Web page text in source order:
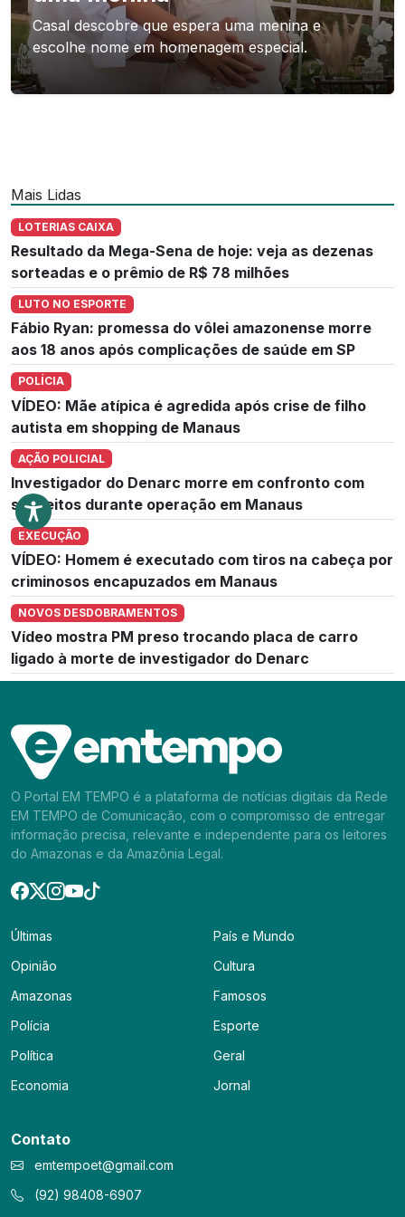
Casal descobre que espera uma menina e
escolhe nome em homenagem especial.
Mais Lidas
LOTERIAS CAIXA
Resultado da Mega-Sena de hoje: veja as dezenas
sorteadas e o prêmio de R$ 78 milhões
LUTO NO ESPORTE
Fábio Ryan: promessa do vôlei amazonense morre
aos 18 anos após complicações de saúde em SP
POLÍCIA
VÍDEO: Mãe atípica é agredida após crise de filho
autista em shopping de Manaus
AÇÃO POLICIAL
Investigador do Denarc morre em confronto com
suspeitos durante operação em Manaus
EXECUÇÃO
VÍDEO: Homem é executado com tiros na cabeça por
criminosos encapuzados em Manaus
NOVOS DESDOBRAMENTOS
Vídeo mostra PM preso trocando placa de carro
ligado à morte de investigador do Denarc
O Portal EM TEMPO é a plataforma de notícias digitais da Rede
EM TEMPO de Comunicação, com o compromisso de entregar
informação precisa, relevante e independente para os leitores
do Amazonas e da Amazônia Legal.
Últimas
Opinião
Amazonas
Polícia
Política
Economia
País e Mundo
Cultura
Famosos
Esporte
Geral
Jornal
Contato
emtempoet@gmail.com
(92) 98408-6907